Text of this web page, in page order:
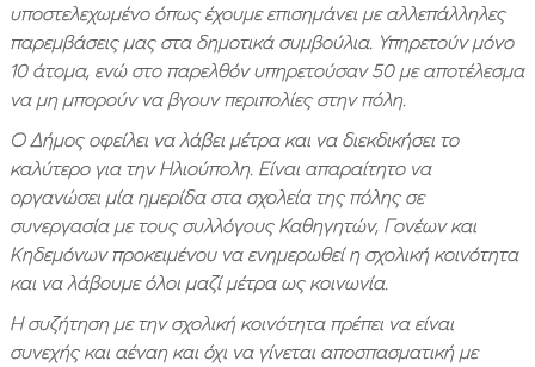
υποστελεχωμένο όπως έχουμε επισημάνει με αλλεπάλληλες
παρεμβάσεις μας στα δημοτικά συμβούλια. Υπηρετούν μόνο
10 άτομα, ενώ στο παρελθόν υπηρετούσαν 50 με αποτέλεσμα
να μη μπορούν να βγουν περιπολίες στην πόλη.
O Δήμος οφείλει να λάβει μέτρα και να διεκδικήσει το
καλύτερο για την Ηλιούπολη. Είναι απαραίτητο να
οργανώσει μία ημερίδα στα σχολεία της πόλης σε
συνεργασία με τους συλλόγους Καθηγητών, Γονέων και
Κηδεμόνων προκειμένου να ενημερωθεί η σχολική κοινότητα
και να λάβουμε όλοι μαζί μέτρα ως κοινωνία.
Η συζήτηση με την σχολική κοινότητα πρέπει να είναι
συνεχής και αέναη και όχι να γίνεται αποσπασματική με